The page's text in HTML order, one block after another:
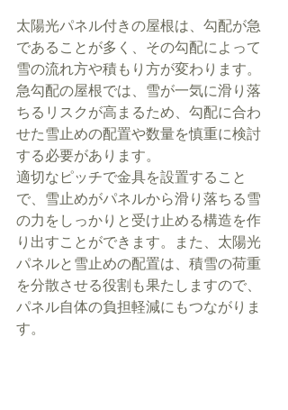
太陽光パネル付きの屋根は、勾配が急
であることが多く、その勾配によって
雪の流れ方や積もり方が変わります。
急勾配の屋根では、雪が一気に滑り落
ちるリスクが高まるため、勾配に合わ
せた雪止めの配置や数量を慎重に検討
する必要があります。
適切なピッチで金具を設置すること
で、雪止めがパネルから滑り落ちる雪
の力をしっかりと受け止める構造を作
り出すことができます。また、太陽光
パネルと雪止めの配置は、積雪の荷重
を分散させる役割も果たしますので、
パネル自体の負担軽減にもつながりま
す。